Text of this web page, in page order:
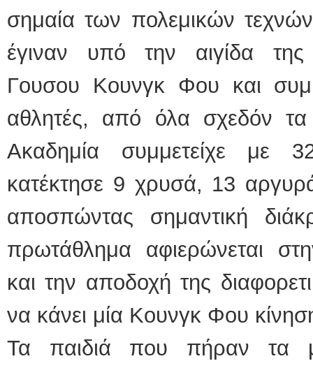
σημαία των πολεμικών
έγιναν υπό την αιγίδα
Γουσου Κουνγκ Φου και
αθλητές, από όλα σχεδόν
Ακαδημία συμμετείχε με
κατέκτησε 9 χρυσά, 13
αποσπώντας σημαντική
πρωτάθλημα αφιερώνεται
και την αποδοχή της
να κάνει μία Κουνγκ Φου
Τα παιδιά που πήραν τα